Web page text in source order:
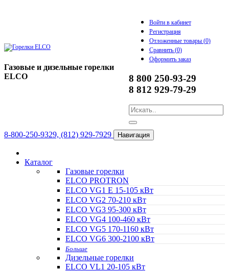
Газовые и дизельные горелки
ELCO
Войти в кабинет
Регистрация
Отложенные товары (0)
Сравнить (0)
Оформить заказ
8 800 250-93-29
8 812 929-79-29
8-800-250-9329, (812) 929-7929 Навигация
Каталог
Газовые горелки
ELCO PROTRON
ELCO VG1 E 15-105 кВт
ELCO VG2 70-210 кВт
ELCO VG3 95-300 кВт
ELCO VG4 100-460 кВт
ELCO VG5 170-1160 кВт
ELCO VG6 300-2100 кВт
Больше
Дизельные горелки
ELCO VL1 20-105 кВт